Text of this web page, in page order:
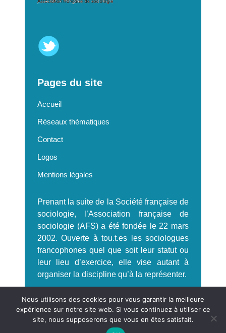
Pages du site
Accueil
Réseaux thématiques
Contact
Logos
Mentions légales
Prenant la suite de la Société française de
sociologie, l’Association française de
sociologie (AFS) a été fondée le 22 mars
2002. Ouverte à tou.t.es les sociologues
francophones quel que soit leur statut ou
leur lieu d’exercice, elle vise autant à
organiser la discipline qu’à la représenter.
S'incrire à la Newsletter AFS
Nous utilisons des cookies pour vous garantir la meilleure
expérience sur notre site web. Si vous continuez à utiliser ce
site, nous supposerons que vous en êtes satisfait.